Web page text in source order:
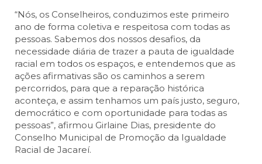
“Nós, os Conselheiros, conduzimos este primeiro
ano de forma coletiva e respeitosa com todas as
pessoas. Sabemos dos nossos desafios, da
necessidade diária de trazer a pauta de igualdade
racial em todos os espaços, e entendemos que as
ações afirmativas são os caminhos a serem
percorridos, para que a reparação histórica
aconteça, e assim tenhamos um país justo, seguro,
democrático e com oportunidade para todas as
pessoas”, afirmou Girlaine Dias, presidente do
Conselho Municipal de Promoção da Igualdade
Racial de Jacareí.